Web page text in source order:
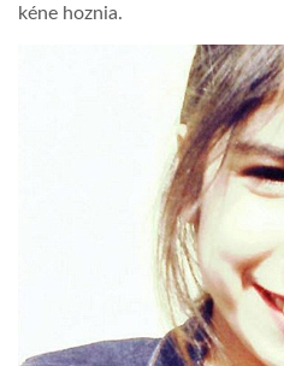
kéne hoznia.